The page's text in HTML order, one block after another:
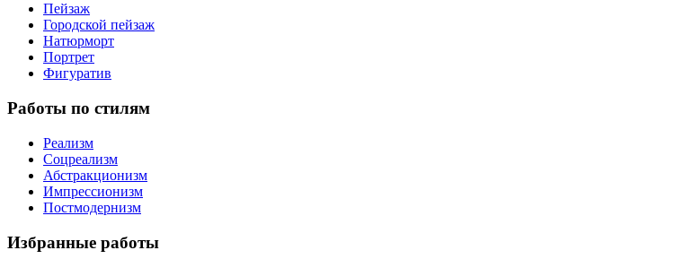
Пейзаж
Городской пейзаж
Натюрморт
Портрет
Фигуратив
Работы по стилям
Реализм
Соцреализм
Абстракционизм
Импрессионизм
Постмодернизм
Избранные работы